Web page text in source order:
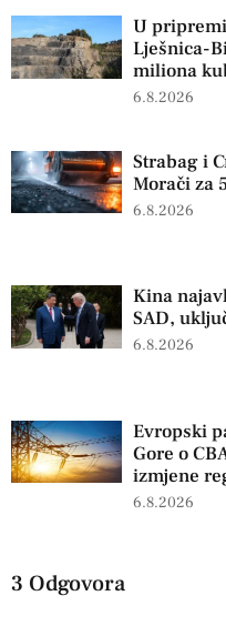
U
Lješnica-
miliona
6.8.2026
Strabag i
Morači za
6.8.2026
Kina
SAD,
6.8.2026
Evropski
Gore o
izmjene
6.8.2026
3 Odgovora